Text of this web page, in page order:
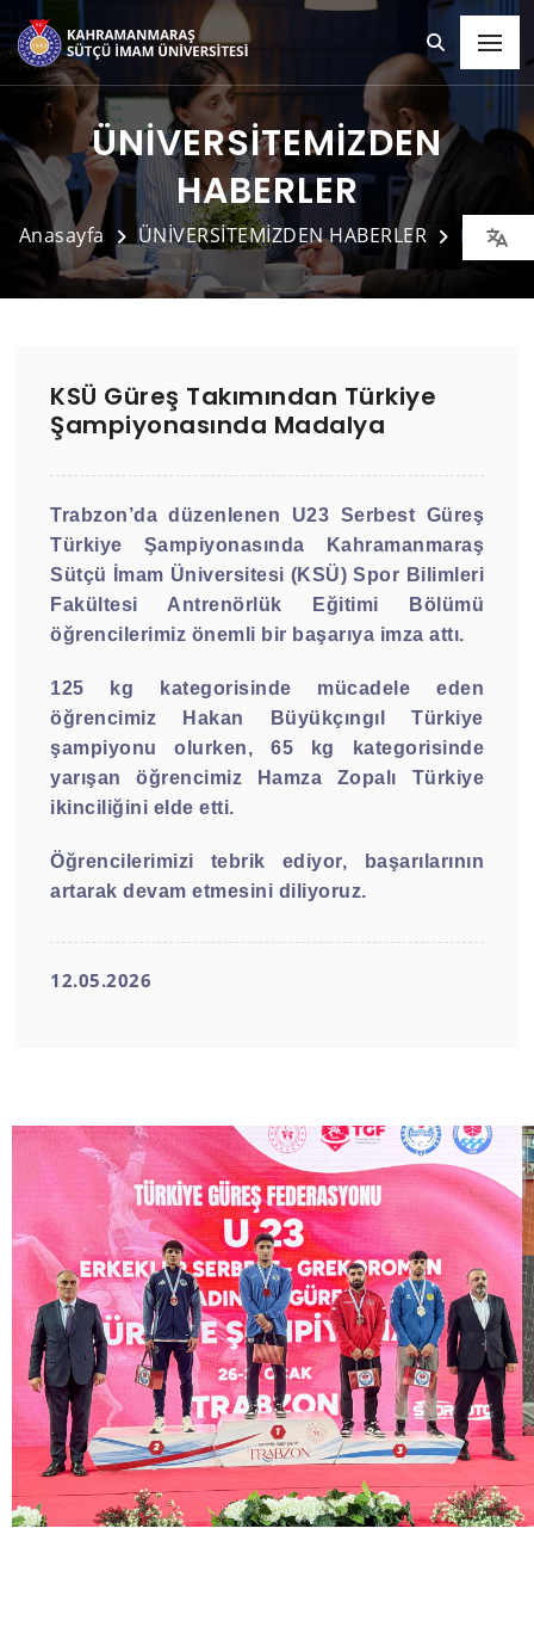
ÜNİVERSİTEMİZDEN
HABERLER
Anasayfa ÜNİVERSİTEMİZDEN HABERLER Detay
KSÜ Güreş Takımından Türkiye
Şampiyonasında Madalya
Trabzon’da düzenlenen U23 Serbest Güreş
Türkiye Şampiyonasında Kahramanmaraş
Sütçü İmam Üniversitesi (KSÜ) Spor Bilimleri
Fakültesi Antrenörlük Eğitimi Bölümü
öğrencilerimiz önemli bir başarıya imza attı.
125 kg kategorisinde mücadele eden
öğrencimiz Hakan Büyükçıngıl Türkiye
şampiyonu olurken, 65 kg kategorisinde
yarışan öğrencimiz Hamza Zopalı Türkiye
ikinciliğini elde etti.
Öğrencilerimizi tebrik ediyor, başarılarının
artarak devam etmesini diliyoruz.
12.05.2026